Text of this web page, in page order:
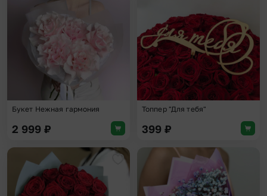
Букет Нежная гармония
2 999 ₽
Топпер "Для тебя"
399 ₽
Добавить в избранное